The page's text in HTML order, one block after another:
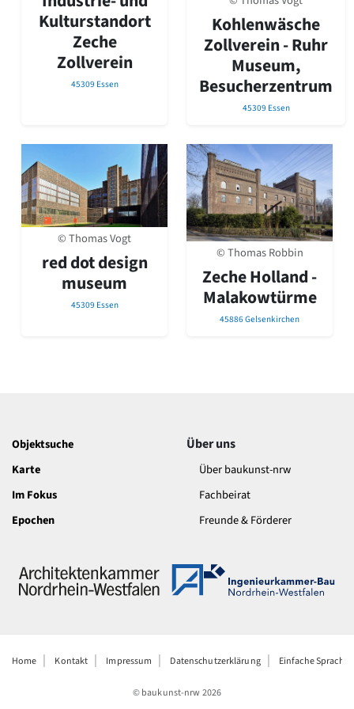
David Chipperfield
Harald Deilmann
Gottfried Böhm
Schneider von Esleben
Auszeichnung vorbildlicher Bauten NRW 2020
Big Beautiful Buildings (Großbauten der Nachkriegszeit)
Gesamtübersicht...
Gegenwart
Postmoderne
1950er-70er Jahre
Moderne
Reformarchitektur
Jugendstil
Historismus
Klassizismus
Über baukunst-nrw
Fachbeirat
Kontakt
Impressum
Suchbegriff eingeben
Kulturstandort
Zeche
Zollverein
45309 Essen
Kohlenwäsche
Zollverein - Ruhr
Museum,
Besucherzentrum
45309 Essen
© Thomas Vogt
red dot design
museum
45309 Essen
© Thomas Robbin
Zeche Holland -
Malakowtürme
45886 Gelsenkirchen
Objektsuche
Karte
Im Fokus
Epochen
Über uns
Über baukunst-nrw
Fachbeirat
Freunde & Förderer
Home Kontakt Impressum Datenschutzerklärung Einfache Sprache
© baukunst-nrw2026